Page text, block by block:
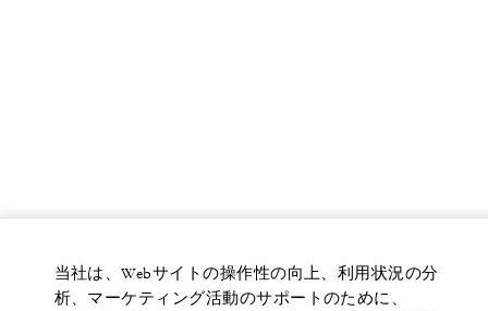
当社は、Webサイトの操作性の向上、利用状況の分
析、マーケティング活動のサポートのために、